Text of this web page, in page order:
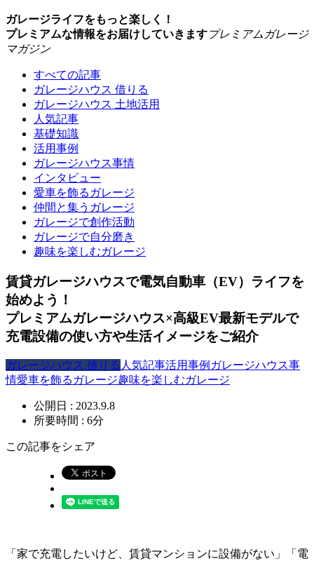
ガレージライフをもっと楽しく！
プレミアムな情報をお届けしていきますプレミアムガレージ
マガジン
すべての記事
ガレージハウス 借りる
ガレージハウス 土地活用
人気記事
基礎知識
活用事例
ガレージハウス事情
インタビュー
愛車を飾るガレージ
仲間と集うガレージ
ガレージで創作活動
ガレージで自分磨き
趣味を楽しむガレージ
賃貸ガレージハウスで電気自動車（EV）ライフを
始めよう！
プレミアムガレージハウス×高級EV最新モデルで
充電設備の使い方や生活イメージをご紹介
ガレージハウス 借りる 人気記事活用事例 ガレージハウス事
情愛車を飾るガレージ趣味を楽しむガレージ
公開日 : 2023.9.8
所要時間 : 6分
この記事をシェア
「家で充電したいけど、賃貸マンションに設備がない」「電